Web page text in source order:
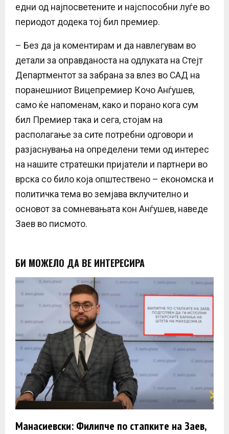
едни од најпосветените и најспособни луѓе во
периодот додека тој бил премиер.
– Без да ја коментирам и да навлегувам во
детали за оправданоста на одлуката на Стејт
Департментот за забрана за влез во САД на
поранешниот Вицепремиер Кочо Анѓушев,
само ќе напоменам, како и порано кога сум
бил Премиер така и сега, стојам на
располагање за сите потребни одговори и
разјаснувања на определени теми од интерес
на нашите стратешки пријатели и партнери во
врска со било која општествено – економска и
политичка тема во земјава вклучително и
основот за сомневањата кон Анѓушев, наведе
Заев во писмото.
БИ МОЖЕЛО ДА ВЕ ИНТЕРЕСИРА
Манасиевски: Филипче по стапките на Заев,